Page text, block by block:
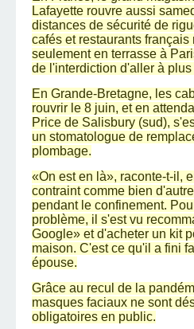
Lafayette rouvre aussi
distances de sécurité de
cafés et restaurants français
seulement en terrasse à
de l'interdiction d'aller à
En Grande-Bretagne, les
rouvrir le 8 juin, et en
Price de Salisbury (sud),
un stomatologue de
plombage.
«On est en là», raconte-t-il,
contraint comme bien
pendant le confinement.
problème, il s'est vu
Google» et d'acheter un kit
maison. C'est ce qu'il a fini
épouse.
Grâce au recul de la
masques faciaux ne sont
obligatoires en public.